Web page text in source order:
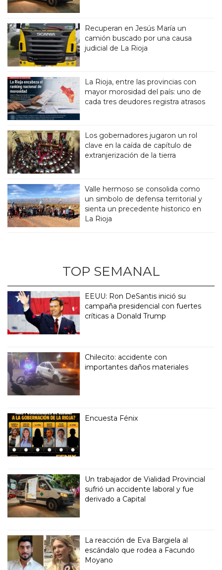
Recuperan en Jesús María un
camión buscado por una causa
judicial de La Rioja
La Rioja, entre las provincias con
mayor morosidad del país: uno de
cada tres deudores registra atrasos
Los gobernadores jugaron un rol
clave en la caída de capítulo de
extranjerización de la tierra
Valle hermoso se consolida como
un simbolo de defensa territorial y
sienta un precedente historico en
La Rioja
TOP SEMANAL
EEUU: Ron DeSantis inició su
campaña presidencial con fuertes
críticas a Donald Trump
Chilecito: accidente con
importantes daños materiales
Encuesta Fénix
Un trabajador de Vialidad Provincial
sufrió un accidente laboral y fue
derivado a Capital
La reacción de Eva Bargiela al
escándalo que rodea a Facundo
Moyano